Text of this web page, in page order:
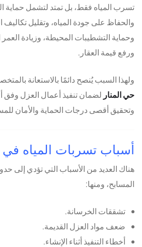
تسرب المياه فقط، بل تمتد لتشمل حماية
والحفاظ على جودة المياه، وتقليل تكاليف
وحماية التشطيبات المحيطة، وزيادة
ورفع قيمة العقار.
ولهذا السبب يُنصح دائمًا بالاستعانة
حي المنار لضمان تنفيذ أعمال العزل وفق
وتحقيق أقصى درجات الحماية والأمان
أسباب تسربات المياه في
هناك العديد من الأسباب التي تؤدي إلى
المسابح، ومنها:
تشققات الخرسانة.
ضعف مواد العزل القديمة.
أخطاء التنفيذ أثناء الإنشاء.